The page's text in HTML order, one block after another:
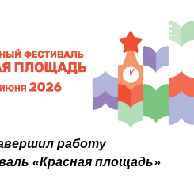
работу
«Красная площадь»